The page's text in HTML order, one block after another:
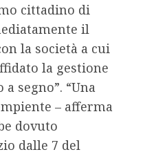
cittadino di
il
la società a cui
la gestione
segno”. “Una
– afferma
dovuto
dalle 7 del